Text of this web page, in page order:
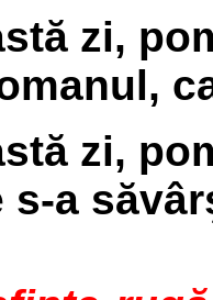
zi,
zi,
s-a